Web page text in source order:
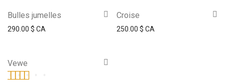
Bulles jumelles
290.00 $ CA
Croise
250.00 $ CA
Vewe